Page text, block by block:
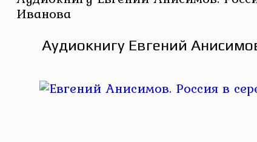
Иванова
Аудиокнигу Евгений